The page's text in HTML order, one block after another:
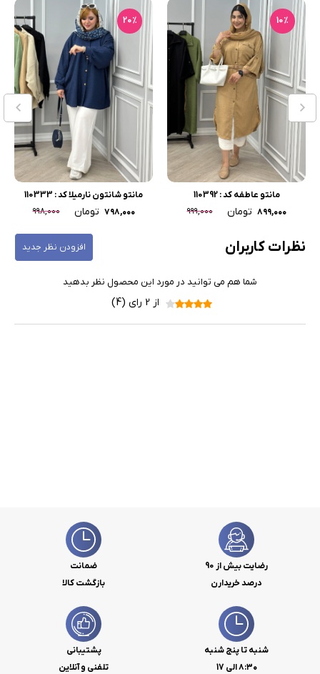
10٪
مانتو عاطفه کد : 110392
۸۹۹,۰۰۰ تومان ۹۹۹,۰۰۰
20٪
مانتو شانتون نارمیلا کد : 110333
۷۹۸,۰۰۰ تومان ۹۹۸,۰۰۰
نظرات کاربران افزودن نظر جدید
شما هم می توانید در مورد این محصول نظر بدهید
از 2 رای (4)
رضایت بیش از 90
درصد خریدارن
ضمانت
بازگشت کالا
شنبه تا پنج شنبه
۸:۳۰ الی 17
پشتیبانی
تلفنی و آنلاین